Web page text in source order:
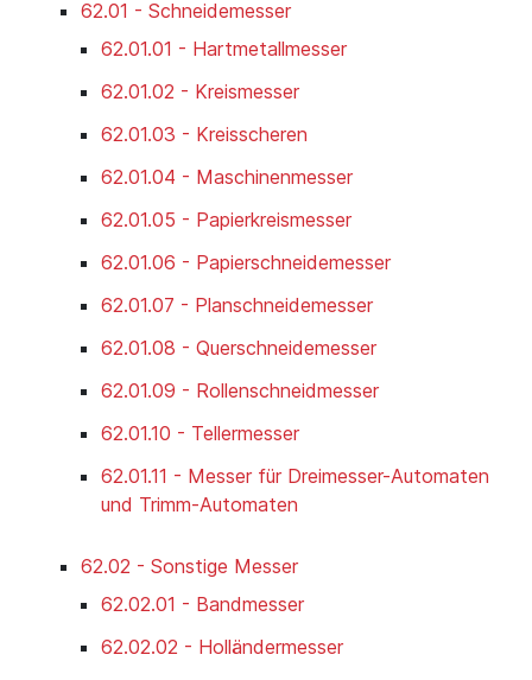
62.01 - Schneidemesser
62.01.01 - Hartmetallmesser
62.01.02 - Kreismesser
62.01.03 - Kreisscheren
62.01.04 - Maschinenmesser
62.01.05 - Papierkreismesser
62.01.06 - Papierschneidemesser
62.01.07 - Planschneidemesser
62.01.08 - Querschneidemesser
62.01.09 - Rollenschneidmesser
62.01.10 - Tellermesser
62.01.11 - Messer für Dreimesser-Automaten
und Trimm-Automaten
62.02 - Sonstige Messer
62.02.01 - Bandmesser
62.02.02 - Holländermesser